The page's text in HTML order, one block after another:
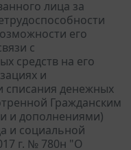
лица за
его
с
средств на его
и
списания денежных
Гражданским
и дополнениями)
и социальной
г. № 780н "О